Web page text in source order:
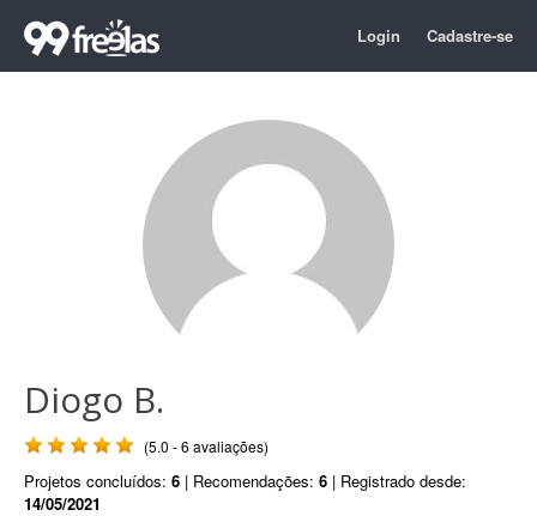
Login Cadastre-se
Diogo B.
(5.0 - 6 avaliações)
Projetos concluídos: 6 | Recomendações: 6 | Registrado desde:
14/05/2021